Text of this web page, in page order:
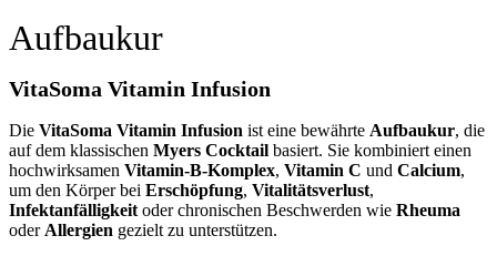
Aufbaukur
VitaSoma Vitamin Infusion
Die VitaSoma Vitamin Infusion ist eine bewährte Aufbaukur, die
auf dem klassischen Myers Cocktail basiert. Sie kombiniert einen
hochwirksamen Vitamin-B-Komplex, Vitamin C und Calcium,
um den Körper bei Erschöpfung, Vitalitätsverlust,
Infektanfälligkeit oder chronischen Beschwerden wie Rheuma
oder Allergien gezielt zu unterstützen.